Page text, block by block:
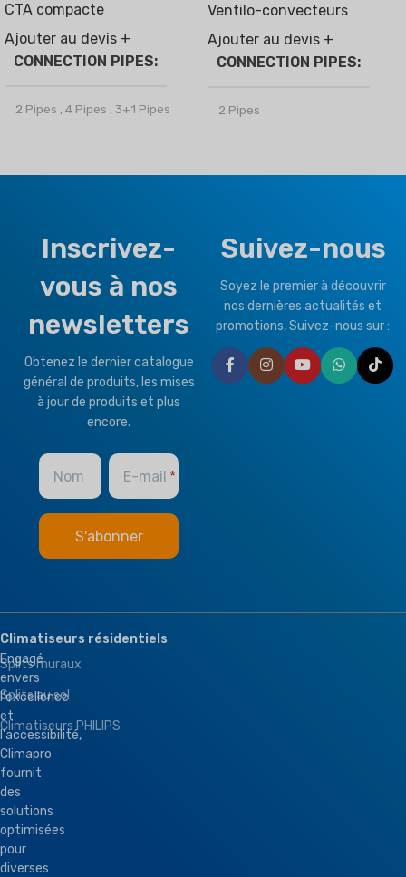
CTA compacte
Ajouter au devis +
CONNECTION PIPES
2 Pipes ,4 Pipes ,3+1 Pipes
Motorized Valves &
Thermostat Controller
HEALTHY PLUS
Fresh Air
Ventilo-convecteurs
Ajouter au devis +
CONNECTION PIPES
2 Pipes
Motorized Valves &
Thermostat Controller
Inscrivez-
vous à nos
newsletters
Obtenez le dernier catalogue
général de produits, les mises
à jour de produits et plus
encore.
Nom E-mail
Suivez-nous
Soyez le premier à découvrir
nos dernières actualités et
promotions, Suivez-nous sur :
Engagé
envers
l'excellence
et
l'accessibilité,
Climapro
fournit
des
solutions
optimisées
pour
diverses
Climatiseurs résidentiels
Splits muraux
Splits au sol
Climatiseurs PHILIPS